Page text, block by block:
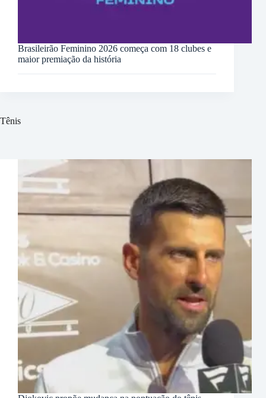
Brasileirão Feminino 2026 começa com 18 clubes e
maior premiação da história
Tênis